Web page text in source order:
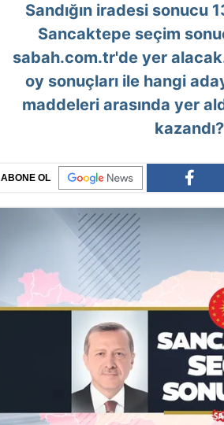
Sandığın iradesi sonucu
Sancaktepe seçim
sabah.com.tr'de yer
oy sonuçları ile hangi
maddeleri arasında yer
ABONE OL